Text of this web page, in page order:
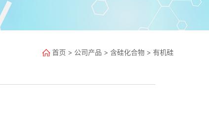
首页 > 公司产品 > 含硅化合物 > 有机硅